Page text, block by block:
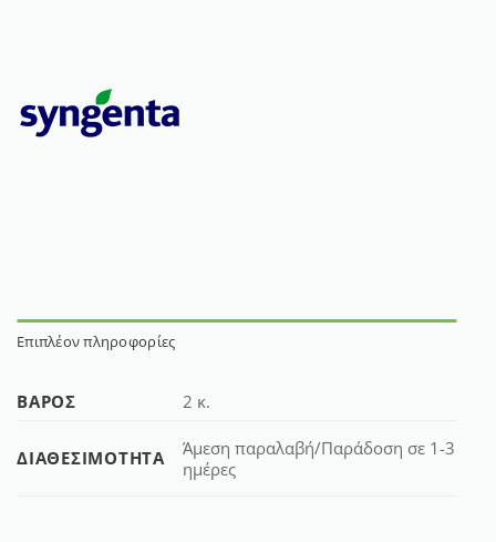
Επιπλέον πληροφορίες
ΒΆΡΟΣ 2 κ.
ΔΙΑΘΕΣΙΜΌΤΗΤΑ
Άμεση παραλαβή/Παράδοση σε 1-3
ημέρες